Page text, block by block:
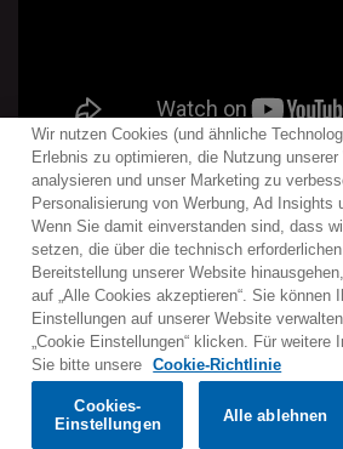
Kontakt Newsletter
Warner
Nutzungsbedingungen
Cookies-Richtlinien
© 2025 Parlophone Records
Would you prefer to visit our
Confirm
Wir nutzen Cookies (und ähnliche
Erlebnis zu optimieren, die Nutzung
analysieren und unser Marketing zu
Personalisierung von Werbung, Ad Insights
Wenn Sie damit einverstanden sind, dass
setzen, die über die technisch
Bereitstellung unserer Website
auf „Alle Cookies akzeptieren“. Sie können
Einstellungen auf unserer Website
„Cookie Einstellungen“ klicken. Für weitere
Sie bitte unsere
Cookie-Richtlinie
Cookies-
Einstellungen
Alle ablehnen